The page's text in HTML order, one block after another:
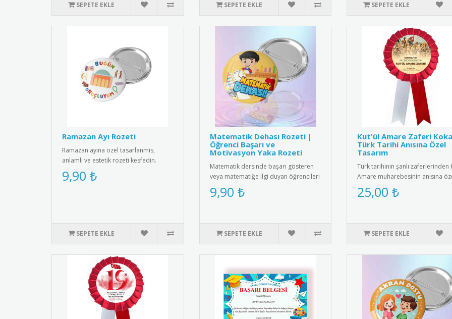
SEPETE EKLE SEPETE EKLE SEPETE EKLE
Ramazan Ayı Rozeti
Ramazan ayina ozel tasarlanmis,
anlamli ve estetik rozeti kesfedin.
Kiyafetlerinize sik bir dokunus ..
9,90 ₺
SEPETE EKLE
Matematik Dehası Rozeti |
Öğrenci Başarı ve
Motivasyon Yaka Rozeti
Matematik dersinde başarı gösteren
veya matematiğe ilgi duyan öğrencileri
motive etmenin en eğlencel..
9,90 ₺
SEPETE EKLE
Kut'ül Amare Zaferi
Türk Tarihi Anısına Özel
Tasarım
Türk tarihinin şanlı zaferlerinden
Amare muharebesinin anısına
tasarlanmış kokart. Yükse..
25,00 ₺
SEPETE EKLE